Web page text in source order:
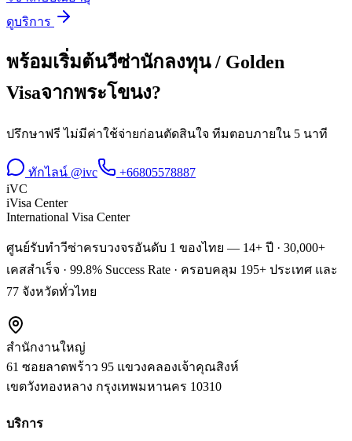
ดูบริการ
พร้อมเริ่มต้นวีซ่านักลงทุน / Golden
Visaจากพระโขนง?
ปรึกษาฟรี ไม่มีค่าใช้จ่ายก่อนตัดสินใจ ทีมตอบภายใน 5 นาที
ทักไลน์ @ivc
+66805578887
iVC
iVisa Center
International Visa Center
ศูนย์รับทำวีซ่าครบวงจรอันดับ 1 ของไทย — 14+ ปี · 30,000+
เคสสำเร็จ · 99.8% Success Rate · ครอบคลุม 195+ ประเทศ และ
77 จังหวัดทั่วไทย
สำนักงานใหญ่
61 ซอยลาดพร้าว 95 แขวงคลองเจ้าคุณสิงห์
เขตวังทองหลาง กรุงเทพมหานคร 10310
บริการ